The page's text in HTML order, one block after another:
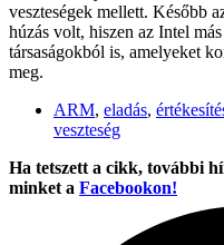
veszteségek mellett. Később
húzás volt, hiszen az Intel
társaságokból is, amelyeket
meg.
ARM, eladás,
veszteség
Ha tetszett a cikk, további
minket a Facebookon!